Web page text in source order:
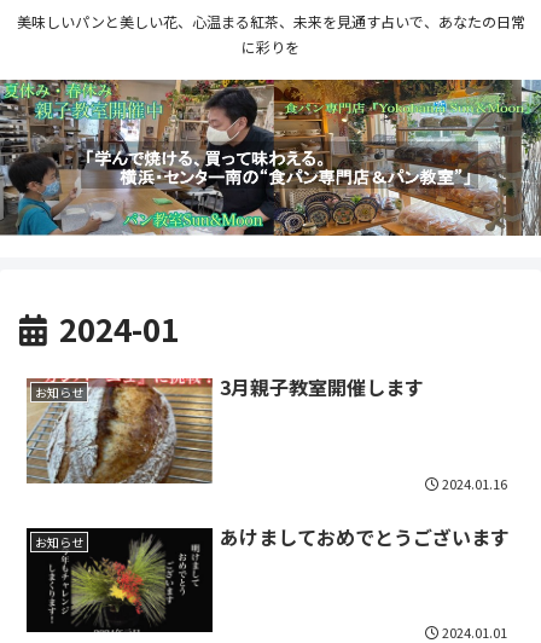
美味しいパンと美しい花、心温まる紅茶、未来を見通す占いで、あなたの日常
に彩りを
2024-01
お知らせ 3月親子教室開催します
2024.01.16
お知らせ あけましておめでとうございます
2024.01.01